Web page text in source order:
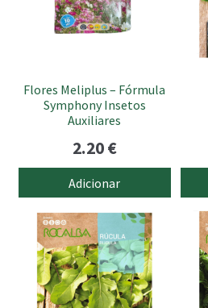
Flores Meliplus – Fórmula
Symphony Insetos
Auxiliares
2.20€
Adicionar